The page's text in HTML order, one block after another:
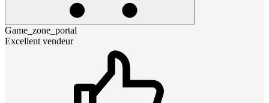
Game_zone_portal
Excellent vendeur